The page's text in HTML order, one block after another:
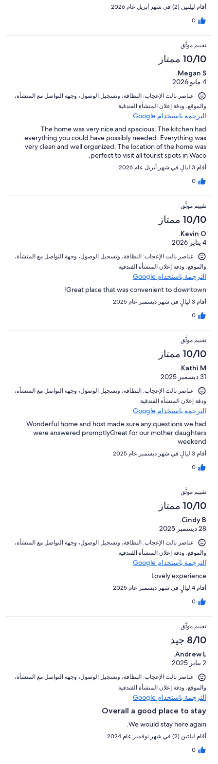
أقام ليلتين (2) في شهر أبريل عام 2026
0
تقييم موثَّق
10/10 ممتاز
Megan S.
4 مايو 2026
عناصر نالت الإعجاب: ⁦النظافة⁩، و⁦تسجيل الوصول⁩، و⁦جهة التواصل مع المنشأة⁩،
و⁦الموقع⁩، و⁦دقة إعلان المنشأة الفندقية⁩
الترجمة باستخدام Google
The home was very nice and spacious. The kitchen had
everything you could have possibly needed. Everything was
very clean and well organized. The location of the home was
perfect to visit all tourist spots in Waco.
أقام 3 ليالٍ في شهر أبريل عام 2026
0
تقييم موثَّق
10/10 ممتاز
Kevin O.
4 يناير 2026
عناصر نالت الإعجاب: ⁦النظافة⁩، و⁦تسجيل الوصول⁩، و⁦جهة التواصل مع المنشأة⁩،
و⁦الموقع⁩، و⁦دقة إعلان المنشأة الفندقية⁩
الترجمة باستخدام Google
Great place that was convenient to downtown!
أقام 3 ليالٍ في شهر ديسمبر عام 2025
0
تقييم موثَّق
10/10 ممتاز
Kathi M.
31 ديسمبر 2025
عناصر نالت الإعجاب: ⁦النظافة⁩، و⁦تسجيل الوصول⁩، و⁦جهة التواصل مع المنشأة⁩،
و⁦دقة إعلان المنشأة الفندقية⁩
الترجمة باستخدام Google
Wonderful home and host made sure any questions we had
were answered promptlyGreat for our mother daughters
weekend
أقام 3 ليالٍ في شهر ديسمبر عام 2025
0
تقييم موثَّق
10/10 ممتاز
Cindy B.
28 ديسمبر 2025
عناصر نالت الإعجاب: ⁦النظافة⁩، و⁦تسجيل الوصول⁩، و⁦جهة التواصل مع المنشأة⁩،
و⁦الموقع⁩، و⁦دقة إعلان المنشأة الفندقية⁩
الترجمة باستخدام Google
Lovely experience
أقام 4 ليالٍ في شهر ديسمبر عام 2025
0
تقييم موثَّق
8/10 جيد
Andrew L.
2 يناير 2025
عناصر نالت الإعجاب: ⁦النظافة⁩، و⁦تسجيل الوصول⁩، و⁦جهة التواصل مع المنشأة⁩،
و⁦الموقع⁩، و⁦دقة إعلان المنشأة الفندقية⁩
الترجمة باستخدام Google
Overall a good place to stay
We would stay here again.
أقام ليلتين (2) في شهر نوفمبر عام 2024
0